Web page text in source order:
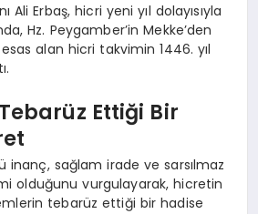
Ali Erbaş, hicri yeni yıl dolayısıyla
Hz. Peygamber’in Mekke’den
alan hicri takvimin 1446. yıl
Ettiği Bir
inanç, sağlam irade ve sarsılmaz
olduğunu vurgulayarak, hicretin
tebarüz ettiği bir hadise